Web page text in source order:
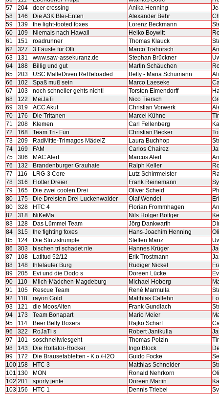
57
204 deer crossing Anika Henning
58
146 Die A3K Blei-Enten Alexander Behr
59
139 the light-footed foxes Lorenz Beckmann
60
109 Niemals nach Hawaii Heiko Boywitt
61
151 roadrunner Thomas Klauck
62
327 3 Fäuste für Olli Marco Trahorsch
63
131 www.saw-assekuranz.de Stephan Brückner
64
188 Billig und gut Martin Schäuchen
65
203 USC MalleDiven ReReloaded Betty - Maria Schumann
66
102 Spaß muß sein Marco Laeseke
67
103 noch schneller gehts nicht! Torsten Elmendorff
68
122 MeiJaTi Nico Tiersch
69
319 ACC Akut Christian Vorwerk
70
176 Die Tritanen Marcel Kühne
71
208 Klemen Carl Fellenberg
72
168 Team Tri- Fun Christian Becker
73
209 RadMitte-Trimagos MädelZ Laura Buchhop
74
169 FAM Carlos Chairez
75
306 MAC Alert Marcus Alert
76
132 Brandenburger Grauhaie Ralph Keller
77
116 LRG-3 Core Lutz Schirrmeister
78
316 Flotter Dreier Frank Reinemann
79
165 Die zwei coolen Drei Oliver Scheid
80
175 Die Dreisten Drei Luckenwalder Olaf Wendel
80
328 HTC 4 Florian Frommhagen
82
318 NiKeMa Nils Holger Böttger
83
128 Das Lümmel Team Jörg Dankwarth
84
315 the fighting foxes Hans-Joachim Henning
85
124 Die Stützstrümpfe Steffen Manz
86
303 bischen tri schadet nie Hannes Krüger
87
108 Latitud 52/12 Erik Trostmann
88
148 Ihleläufer Burg Rüdiger Nickel
89
205 Evi und die Dodo s Doreen Lücke
90
110 Milch-Mädchen-Magdeburg Michael Hoberg
91
105 Rescue Team René Marmulla
92
118 rayon Gold Matthias Callehn
93
121 die MoosAlten Frank Gundlach
94
173 Team Bonapart Mario Meier
95
114 Beer Belly Boxers Rajko Scharf
96
322 RoJaTi s Robert Janikulla
97
101 soschnellwiesgeht Thomas Polzin
98
143 Die Rollator-Rocker Ingo Block
99
172 Die Brausetabletten - K.o./H2O Guido Focke
100 158 HTC 3 Matthias Schneider
101 130 MON Ronald Nehrkorn
102 201 sporty jente Doreen Martin
103 156 HTC 1 Dennis Triebel